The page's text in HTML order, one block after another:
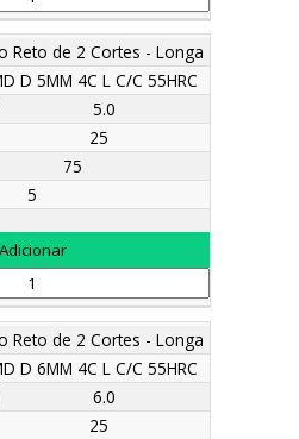
Reto de 2 Cortes - Longa
D 5MM 4C L C/C 55HRC
5.0
25
75
5
Reto de 2 Cortes - Longa
D 6MM 4C L C/C 55HRC
6.0
25